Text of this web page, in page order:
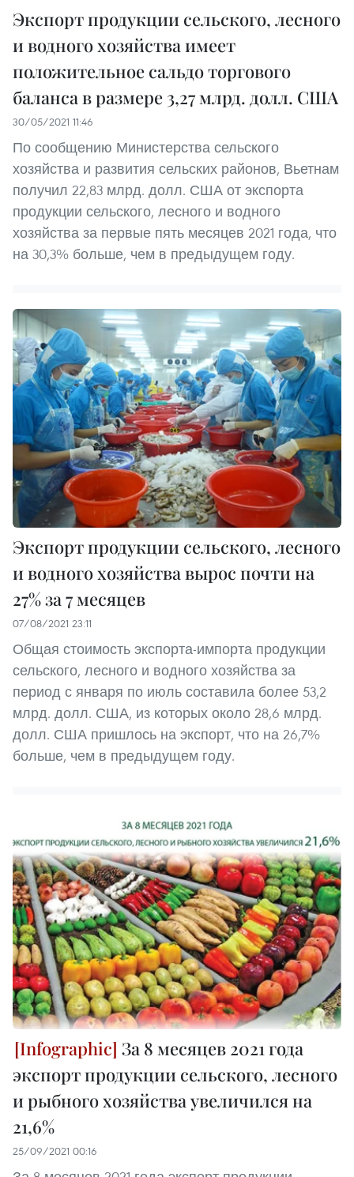
Экспорт продукции сельского, лесного
и водного хозяйства имеет
положительное сальдо торгового
баланса в размере 3,27 млрд. долл. США
30/05/2021 11:46
По сообщению Министерства сельского
хозяйства и развития сельских районов, Вьетнам
получил 22,83 млрд. долл. США от экспорта
продукции сельского, лесного и водного
хозяйства за первые пять месяцев 2021 года, что
на 30,3% больше, чем в предыдущем году.
Экспорт продукции сельского, лесного
и водного хозяйства вырос почти на
27% за 7 месяцев
07/08/2021 23:11
Общая стоимость экспорта-импорта продукции
сельского, лесного и водного хозяйства за
период с января по июль составила более 53,2
млрд. долл. США, из которых около 28,6 млрд.
долл. США пришлось на экспорт, что на 26,7%
больше, чем в предыдущем году.
За 8 месяцев 2021 года
экспорт продукции сельского, лесного
и рыбного хозяйства увеличился на
21,6%
25/09/2021 00:16